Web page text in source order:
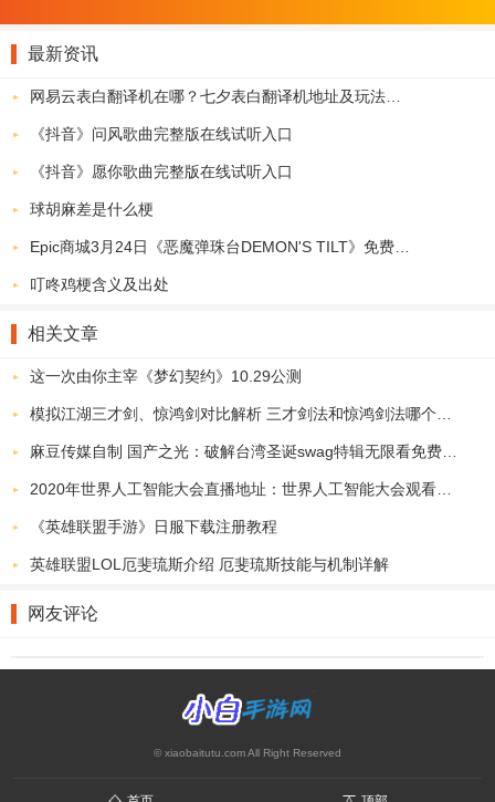
最新资讯
《抖音》问风歌曲完整版在线试听入口
《抖音》愿你歌曲完整版在线试听入口
球胡麻差是什么梗
叮咚鸡梗含义及出处
相关文章
这一次由你主宰《梦幻契约》10.29公测
《英雄联盟手游》日服下载注册教程
英雄联盟LOL厄斐琉斯介绍 厄斐琉斯技能与机制详解
网友评论
© xiaobaitutu.com All Right Reserved